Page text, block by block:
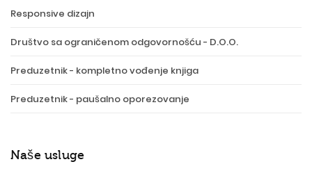
Responsive dizajn
Društvo sa ograničenom odgovornošću - D.O.O.
Preduzetnik - kompletno vođenje knjiga
Preduzetnik - paušalno oporezovanje
Naše usluge